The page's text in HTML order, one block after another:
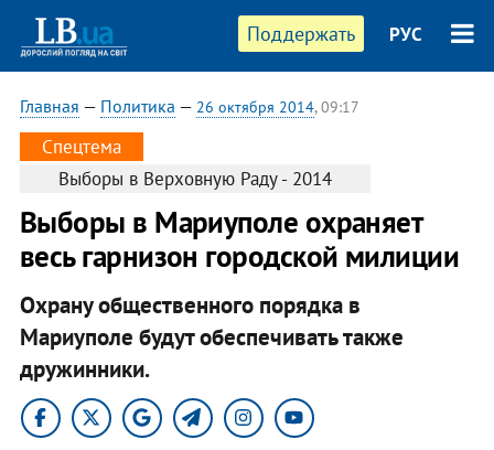
Поддержать РУС
Главная — Политика — 26 октября 2014, 09:17
Спецтема
Выборы в Верховную Раду - 2014
Выборы в Мариуполе охраняет
весь гарнизон городской милиции
Охрану общественного порядка в
Мариуполе будут обеспечивать также
дружинники.